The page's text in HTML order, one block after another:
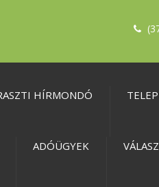
HÍRMONDÓ
ADÓÜGYEK